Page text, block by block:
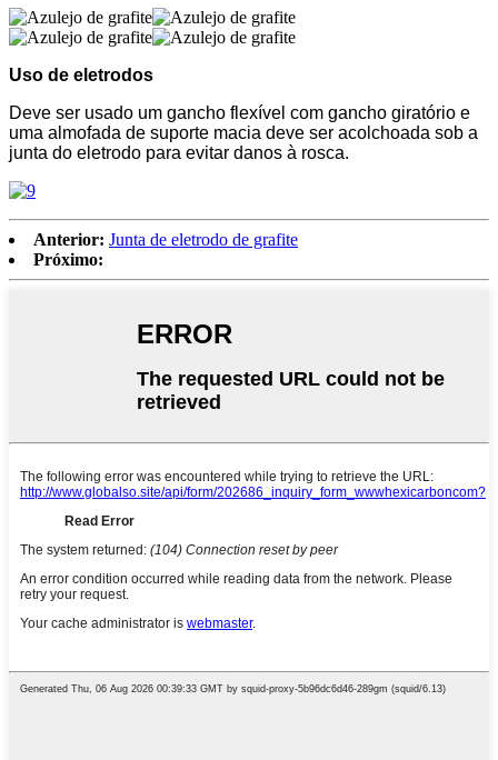
Uso de eletrodos
Deve ser usado um gancho flexível com gancho giratório e
uma almofada de suporte macia deve ser acolchoada sob a
junta do eletrodo para evitar danos à rosca.
Anterior: Junta de eletrodo de grafite
Próximo: